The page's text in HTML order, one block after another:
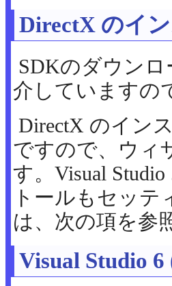
DirectX のイ
SDKのダウン
介していますの
DirectX のイン
ですので、ウィ
す。Visual
トールもセッテ
は、次の項を参
Visual Studio